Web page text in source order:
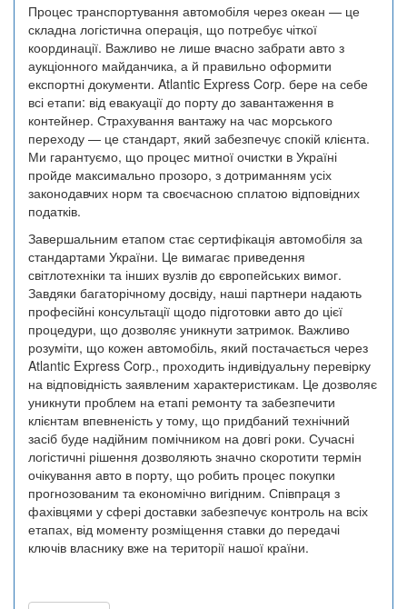
Процес транспортування автомобіля через океан — це
складна логістична операція, що потребує чіткої
координації. Важливо не лише вчасно забрати авто з
аукціонного майданчика, а й правильно оформити
експортні документи. Atlantic Express Corp. бере на себе
всі етапи: від евакуації до порту до завантаження в
контейнер. Страхування вантажу на час морського
переходу — це стандарт, який забезпечує спокій клієнта.
Ми гарантуємо, що процес митної очистки в Україні
пройде максимально прозоро, з дотриманням усіх
законодавчих норм та своєчасною сплатою відповідних
податків.
Завершальним етапом стає сертифікація автомобіля за
стандартами України. Це вимагає приведення
світлотехніки та інших вузлів до європейських вимог.
Завдяки багаторічному досвіду, наші партнери надають
професійні консультації щодо підготовки авто до цієї
процедури, що дозволяє уникнути затримок. Важливо
розуміти, що кожен автомобіль, який постачається через
Atlantic Express Corp., проходить індивідуальну перевірку
на відповідність заявленим характеристикам. Це дозволяє
уникнути проблем на етапі ремонту та забезпечити
клієнтам впевненість у тому, що придбаний технічний
засіб буде надійним помічником на довгі роки. Сучасні
логістичні рішення дозволяють значно скоротити термін
очікування авто в порту, що робить процес покупки
прогнозованим та економічно вигідним. Співпраця з
фахівцями у сфері доставки забезпечує контроль на всіх
етапах, від моменту розміщення ставки до передачі
ключів власнику вже на території нашої країни.